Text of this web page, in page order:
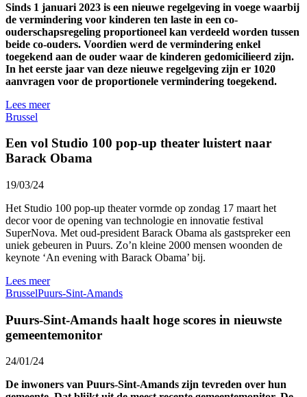
Sinds 1 januari 2023 is een nieuwe regelgeving in voege waarbij
de vermindering voor kinderen ten laste in een co-
ouderschapsregeling proportioneel kan verdeeld worden tussen
beide co-ouders. Voordien werd de vermindering enkel
toegekend aan de ouder waar de kinderen gedomicilieerd zijn.
In het eerste jaar van deze nieuwe regelgeving zijn er 1020
aanvragen voor de proportionele vermindering toegekend.
Lees meer
Brussel
Een vol Studio 100 pop-up theater luistert naar
Barack Obama
19/03/24
Het Studio 100 pop-up theater vormde op zondag 17 maart het
decor voor de opening van technologie en innovatie festival
SuperNova. Met oud-president Barack Obama als gastspreker een
uniek gebeuren in Puurs. Zo’n kleine 2000 mensen woonden de
keynote ‘An evening with Barack Obama’ bij.
Lees meer
BrusselPuurs-Sint-Amands
Puurs-Sint-Amands haalt hoge scores in nieuwste
gemeentemonitor
24/01/24
De inwoners van Puurs-Sint-Amands zijn tevreden over hun